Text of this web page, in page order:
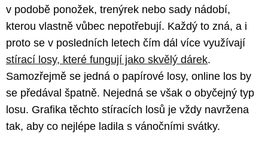
v podobě ponožek, trenýrek nebo sady nádobí,
kterou vlastně vůbec nepotřebují. Každý to zná, a i
proto se v posledních letech čím dál více využívají
stírací losy, které fungují jako skvělý dárek.
Samozřejmě se jedná o papírové losy, online los by
se předával špatně. Nejedná se však o obyčejný typ
losu. Grafika těchto stíracích losů je vždy navržena
tak, aby co nejlépe ladila s vánočními svátky.